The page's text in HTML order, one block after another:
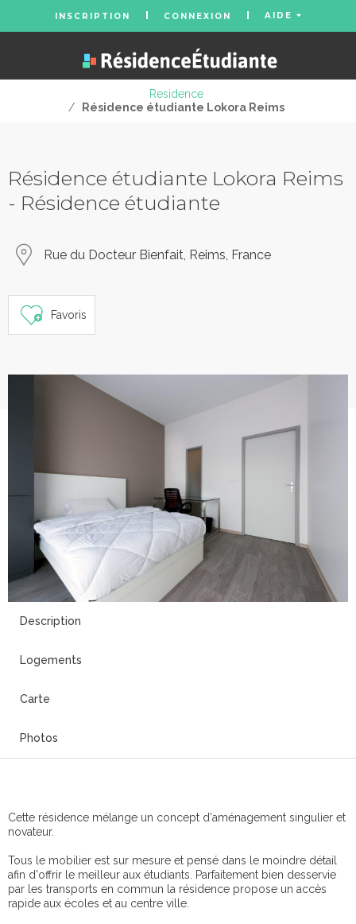
INSCRIPTION CONNEXION AIDE
Residence
/
Résidence étudiante Lokora Reims
Résidence étudiante Lokora Reims
- Résidence étudiante
Rue du Docteur Bienfait, Reims, France
Favoris
Description
Logements
Carte
Photos
Cette résidence mélange un concept d'aménagement singulier et
novateur.
Tous le mobilier est sur mesure et pensé dans le moindre détail
afin d'offrir le meilleur aux étudiants. Parfaitement bien desservie
par les transports en commun la résidence propose un accès
rapide aux écoles et au centre ville.